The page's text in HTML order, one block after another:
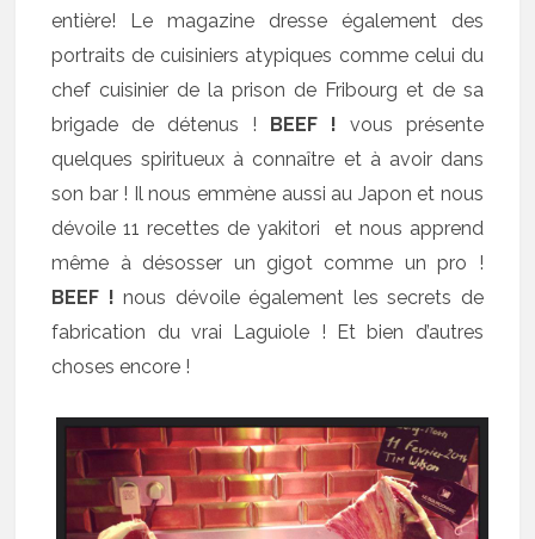
entière! Le magazine dresse également des
portraits de cuisiniers atypiques comme celui du
chef cuisinier de la prison de Fribourg et de sa
brigade de détenus ! BEEF ! vous présente
quelques spiritueux à connaître et à avoir dans
son bar ! Il nous emmène aussi au Japon et nous
dévoile 11 recettes de yakitori et nous apprend
même à désosser un gigot comme un pro !
BEEF ! nous dévoile également les secrets de
fabrication du vrai Laguiole ! Et bien d’autres
choses encore !